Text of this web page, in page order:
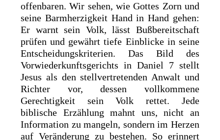
offenbaren. Wir sehen, wie Gottes Zorn und
seine Barmherzigkeit Hand in Hand gehen:
Er warnt sein Volk, lässt Bußbereitschaft
prüfen und gewährt tiefe Einblicke in seine
Entscheidungskriterien. Das Bild des
Vorwiederkunftsgerichts in Daniel 7 stellt
Jesus als den stellvertretenden Anwalt und
Richter vor, dessen vollkommene
Gerechtigkeit sein Volk rettet. Jede
biblische Erzählung mahnt uns, nicht an
Information zu mangeln, sondern im Herzen
auf Veränderung zu bestehen. So erinnert